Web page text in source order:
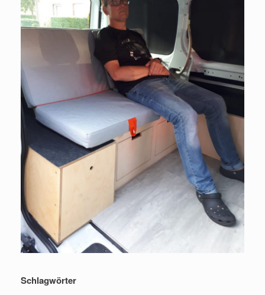
Schlagwörter